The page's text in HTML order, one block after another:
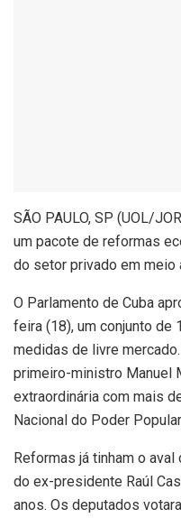
SÃO PAULO, SP (UOL/
um pacote de reformas
do setor privado em meio
O Parlamento de Cuba
feira (18), um conjunto
medidas de livre
primeiro-ministro Manuel
extraordinária com mais
Nacional do Poder
Reformas já tinham o
do ex-presidente Raúl
anos. Os deputados